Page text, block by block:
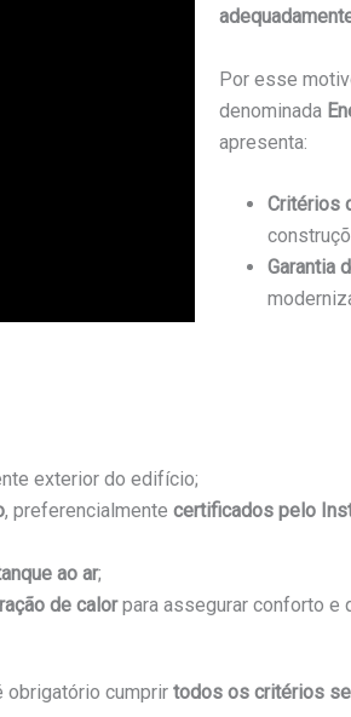
Por esse
denominada
apresenta:
Critérios
Garantia
exterior do edifício;
, preferencialmente certificados pelo
ao ar;
de calorpara assegurar conforto e
obrigatório cumprir todos os critérios